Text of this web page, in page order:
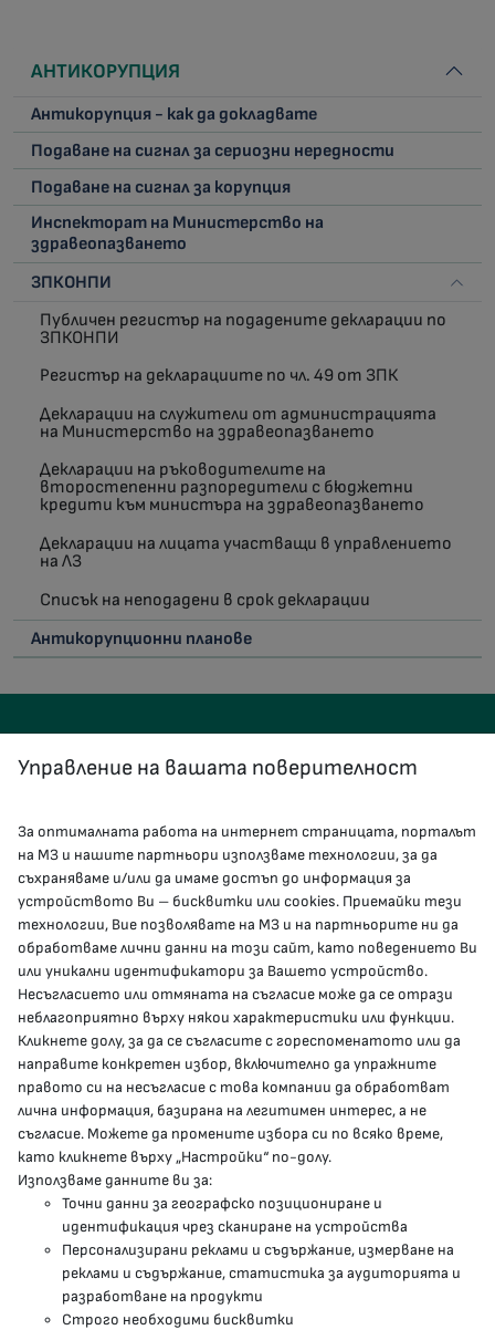
АНТИКОРУПЦИЯ
Антикорупция - как да докладвате
Подаване на сигнал за сериозни нередности
Подаване на сигнал за корупция
Инспекторат на Министерство на
здравеопазването
ЗПКОНПИ
Публичен регистър на подадените декларации по
ЗПКОНПИ
Регистър на декларациите по чл. 49 от ЗПК
Декларации на служители от администрацията
на Министерство на здравеопазването
Декларации на ръководителите на
второстепенни разпоредители с бюджетни
кредити към министъра на здравеопазването
Декларации на лицата участващи в управлението
на ЛЗ
Списък на неподадени в срок декларации
Антикорупционни планове
КОНТАКТИ
гр.София, 1000, пл. „Света Неделя“ №5
delovodstvo@mh.government.bg
presscenter@mh.government.bg
МЗ В СОЦИАЛНИТЕ МРЕЖИ
Facebook страница
Instragram профил
YouTube канал
Threads профил
Управление на вашата поверителност
За оптималната работа на интернет страницата, порталът
на МЗ и нашите партньори използваме технологии, за да
съхраняваме и/или да имаме достъп до информация за
устройството Ви – бисквитки или cookies. Приемайки тези
технологии, Вие позволявате на МЗ и на партньорите ни да
обработваме лични данни на този сайт, като поведението Ви
или уникални идентификатори за Вашето устройство.
Несъгласието или отмяната на съгласие може да се отрази
неблагоприятно върху някои характеристики или функции.
Кликнете долу, за да се съгласите с гореспоменатото или да
направите конкретен избор, включително да упражните
правото си на несъгласие с това компании да обработват
лична информация, базирана на легитимен интерес, а не
съгласие. Можете да промените избора си по всяко време,
като кликнете върху „Настройки“ по-долу.
Използваме данните ви за:
Точни данни за географско позициониране и
идентификация чрез сканиране на устройства
Персонализирани реклами и съдържание, измерване на
реклами и съдържание, статистика за аудиторията и
разработване на продукти
Строго необходими бисквитки